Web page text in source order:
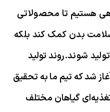
هستیم تا محصولاتی
بدن کمک کند بلکه
شوند.روند تولید
شد که تیم ما به تحقیق
گیاهان مختلف